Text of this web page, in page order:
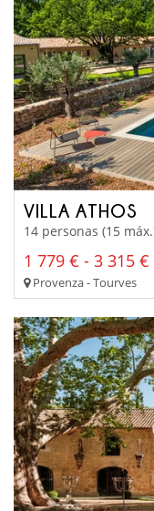
VILLA ATHOS
14 personas (15
1 779 € - 3 315 €
Provenza - Tourves